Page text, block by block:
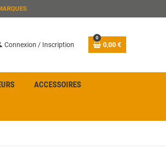
.
Connexion / Inscription
0
0,00 €
ACCESSOIRES